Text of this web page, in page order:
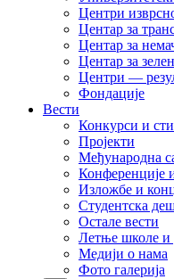
Центри
Центар за
Центар за
Центар за
Центри —
Фондације
Вести
Конкурси и
Пројекти
Међународна
Конференције
Изложбе и
Студентска
Остале вести
Летње школе и
Медији о нама
Фото галерија